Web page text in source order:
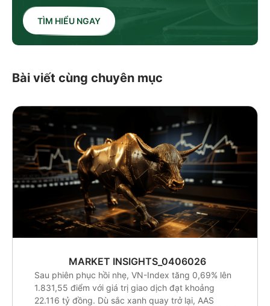
TÌM HIỂU NGAY
Bài viết cùng chuyên mục
MARKET INSIGHTS_0406026
Sau phiên phục hồi nhẹ, VN-Index tăng 0,69% lên
1.831,55 điểm với giá trị giao dịch đạt khoảng
22.116 tỷ đồng. Dù sắc xanh quay trở lại, AAS